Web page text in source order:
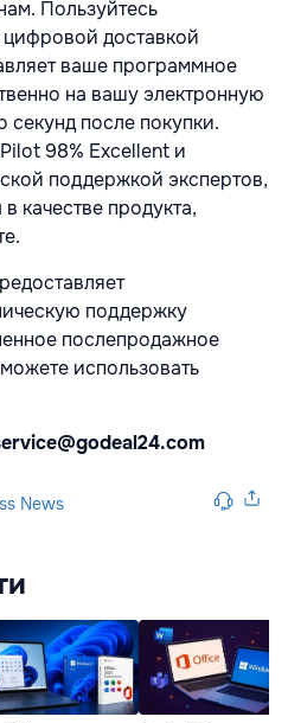
Пользуйтесь
цифровой доставкой
ваше программное
на вашу электронную
секунд после покупки.
98% Excellent и
поддержкой экспертов,
качестве продукта,
поддержку
послепродажное
использовать
News